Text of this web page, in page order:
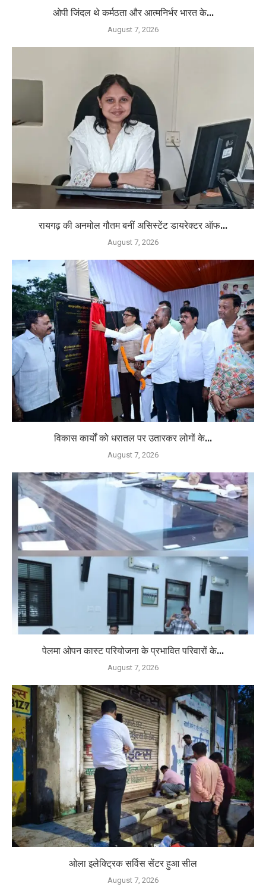
ओपी जिंदल थे कर्मठता और आत्मनिर्भर भारत के...
August 7, 2026
रायगढ़ की अनमोल गौतम बनीं असिस्टेंट डायरेक्टर ऑफ...
August 7, 2026
विकास कार्यों को धरातल पर उतारकर लोगों के...
August 7, 2026
पेलमा ओपन कास्ट परियोजना के प्रभावित परिवारों के...
August 7, 2026
ओला इलेक्ट्रिक सर्विस सेंटर हुआ सील
August 7, 2026